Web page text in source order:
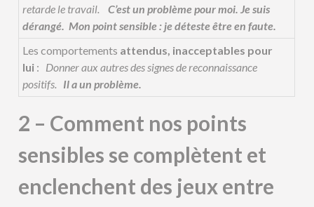
retarde le travail.
C’est un problème pour moi. Je suis
dérangé. Mon point sensible : je déteste être en faute.
Les comportements attendus, inacceptables pour
lui : Donner aux autres des signes de reconnaissance
positifs. Il a un problème.
2 – Comment nos points
sensibles se complètent et
enclenchent des jeux entre